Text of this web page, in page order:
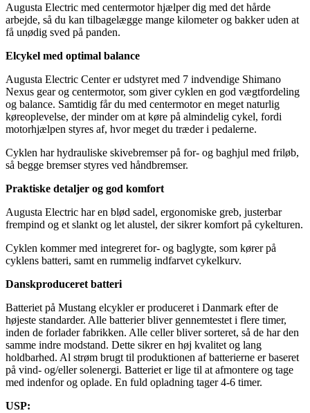
Augusta Electric med centermotor hjælper dig med det hårde
arbejde, så du kan tilbagelægge mange kilometer og bakker uden at
få unødig sved på panden.
Elcykel med optimal balance
Augusta Electric Center er udstyret med 7 indvendige Shimano
Nexus gear og centermotor, som giver cyklen en god vægtfordeling
og balance. Samtidig får du med centermotor en meget naturlig
køreoplevelse, der minder om at køre på almindelig cykel, fordi
motorhjælpen styres af, hvor meget du træder i pedalerne.
Cyklen har hydrauliske skivebremser på for- og baghjul med friløb,
så begge bremser styres ved håndbremser.
Praktiske detaljer og god komfort
Augusta Electric har en blød sadel, ergonomiske greb, justerbar
frempind og et slankt og let alustel, der sikrer komfort på cykelturen.
Cyklen kommer med integreret for- og baglygte, som kører på
cyklens batteri, samt en rummelig indfarvet cykelkurv.
Danskproduceret batteri
Batteriet på Mustang elcykler er produceret i Danmark efter de
højeste standarder. Alle batterier bliver gennemtestet i flere timer,
inden de forlader fabrikken. Alle celler bliver sorteret, så de har den
samme indre modstand. Dette sikrer en høj kvalitet og lang
holdbarhed. Al strøm brugt til produktionen af batterierne er baseret
på vind- og/eller solenergi. Batteriet er lige til at afmontere og tage
med indenfor og oplade. En fuld opladning tager 4-6 timer.
USP: